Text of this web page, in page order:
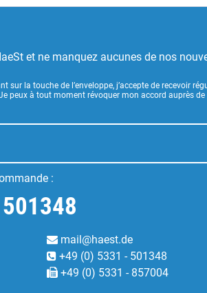
et ne manquez aucunes de nos
sur la touche de l’enveloppe, j’accepte de recevoir
peux à tout moment révoquer mon accord auprès
:
mail@haest.de
+49 (0) 5331 - 501348
+49 (0) 5331 - 857004